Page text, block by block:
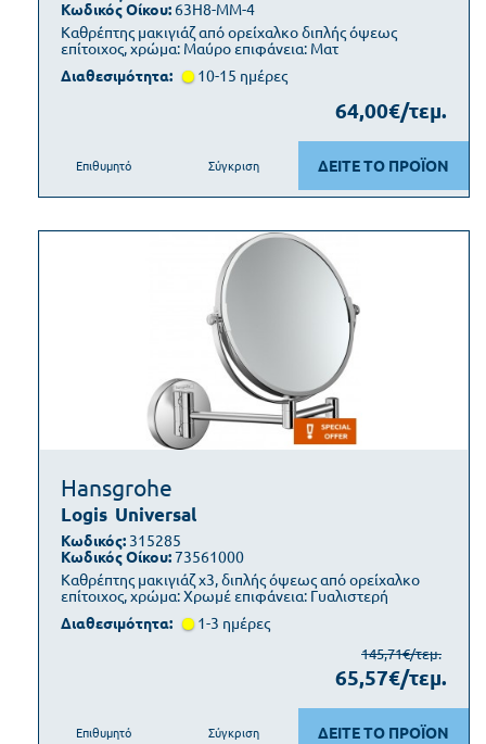
Καθρέπτης μακιγιάζ από ορείχαλκο διπλής όψεως
επίτοιχος, χρώμα: Μαύρο επιφάνεια: Ματ
Κωδικός Οίκου: 63H8-MM-4
Διαθεσιμότητα: 10-15 ημέρες
64,00€/τεμ.
ΔΕΙΤΕ ΤΟ ΠΡΟΪΟΝ
Επιθυμητό Σύγκριση
Hansgrohe
Logis Universal
Καθρέπτης μακιγιάζ x3, διπλής όψεως από ορείχαλκο
επίτοιχος, χρώμα: Χρωμέ επιφάνεια: Γυαλιστερή
Κωδικός: 315285
Κωδικός Οίκου:73561000
Διαθεσιμότητα: 1-3 ημέρες
145,71€/τεμ.
65,57€/τεμ.
ΔΕΙΤΕ ΤΟ ΠΡΟΪΟΝ
Επιθυμητό Σύγκριση